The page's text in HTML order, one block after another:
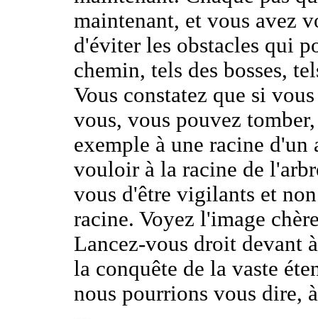
maintenant, et vous avez
d'éviter les obstacles qui
chemin, tels des bosses,
Vous constatez que si
vous, vous pouvez
exemple à une racine d'un
vouloir à la racine de
vous d'être vigilants et
racine. Voyez l'image
Lancez-vous droit devant
la conquête de la vaste
nous pourrions vous dire,